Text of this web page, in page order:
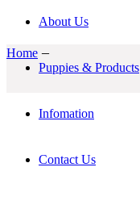
About Us
Puppies & Products
Infomation
Contact Us
Home